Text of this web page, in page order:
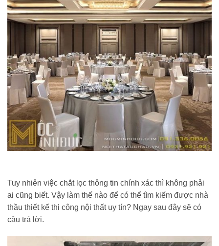
Tuy nhiên việc chắt lọc thông tin chính xác thì không phải
ai cũng biết. Vậy làm thế nào để có thể tìm kiếm được nhà
thầu thiết kế thi công nội thất uy tín? Ngay sau đây sẽ có
câu trả lời.